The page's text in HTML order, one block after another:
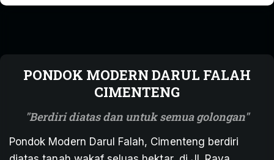
PONDOK MODERN DARUL FALAH
CIMENTENG
Berdiri diatas dan untuk semua golongan
Pondok Modern Darul Falah, Cimenteng berdiri